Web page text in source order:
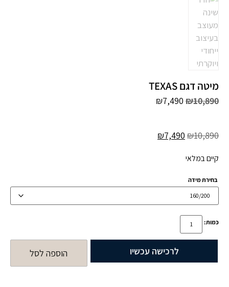
₪10,890
₪7,490
קיים במלאי
בחירת מידה
כמות:
הוספה לסל לרכישה עכשיו
מיטה דגם TEXAS
₪10,890
₪7,490